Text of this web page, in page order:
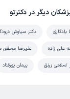
دیگر در دکترتو
یادگاری دکتر سیاوش
علی زاده علیرضا محقق
اسلامی زرنق پیمان پورقناد